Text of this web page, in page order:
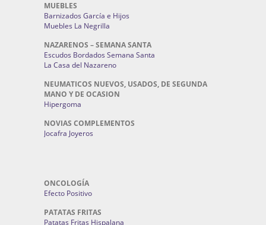
MUEBLES
Barnizados García e Hijos
Muebles La Negrilla
NAZARENOS – SEMANA SANTA
Escudos Bordados Semana Santa
La Casa del Nazareno
NEUMATICOS NUEVOS, USADOS, DE SEGUNDA
MANO Y DE OCASION
Hipergoma
NOVIAS COMPLEMENTOS
Jocafra Joyeros
ONCOLOGÍA
Efecto Positivo
PATATAS FRITAS
Patatas Fritas Hispalana